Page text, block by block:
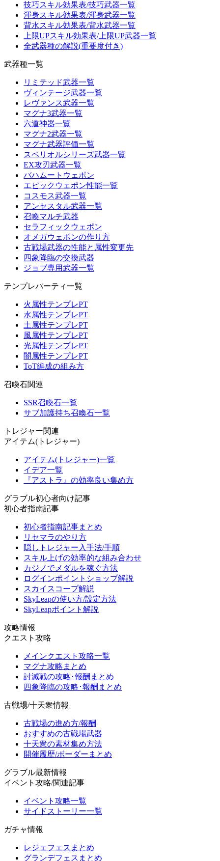
技巧スキル効果表/技巧武器一覧
渾身スキル効果表/渾身武器一覧
背水スキル効果表/背水武器一覧
上限UPスキル効果表/上限UP武器一覧
全武器種の解説(重要度付き)
武器種一覧
リミテッド武器一覧
ヴィンテージ武器一覧
レヴァンス武器一覧
マグナ3武器一覧
六道神器一覧
マグナ2武器一覧
マグナ武器評価一覧
スペリオルシリーズ武器一覧
EX攻刃武器一覧
バハムートウェポン
エピックウェポン性能一覧
コスモス武器一覧
アンセスタル武器一覧
召喚マルチ武器
セラフィックウェポン
オメガウェポンの作り方
古戦場武器の性能と属性変更先
四象降臨の交換武器
ジョブ専用武器一覧
テンプレパーティ一覧
火属性テンプレPT
水属性テンプレPT
土属性テンプレPT
風属性テンプレPT
光属性テンプレPT
闇属性テンプレPT
ToT編成の組み方
召喚石関連
SSR召喚石一覧
サブ加護持ち召喚石一覧
トレジャー関連
アイテム(トレジャー)
アイテム(トレジャー)一覧
イデア一覧
『アストラ』の効率良い集め方
グラブル初心者向け記事
初心者指南記事
初心者指南記事まとめ
リセマラのやり方
隠しトレジャー入手法/手順
スキル上げの効率的な組み合わせ
カジノでメダルを稼ぐ方法
ログインポイントショップ解説
スカイスコープ解説
SkyLeapの使い方/設定方法
SkyLeapポイント解説
攻略情報
クエスト攻略
メインクエスト攻略一覧
マグナ攻略まとめ
討滅戦の攻略･報酬まとめ
四象降臨の攻略･報酬まとめ
古戦場/十天衆情報
古戦場の進め方/報酬
おすすめの古戦場武器
十天衆の素材集め方法
開催履歴/ボーダーまとめ
グラブル最新情報
イベント攻略/関連記事
イベント攻略一覧
サイドストーリー一覧
ガチャ情報
レジェフェスまとめ
グランデフェスまとめ